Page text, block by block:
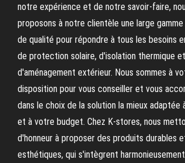
notre expérience et de notre savoir-faire,
proposons à notre clientèle une large
de qualité pour répondre à tous les besoins
de protection solaire, d'isolation thermique et
d'aménagement extérieur. Nous sommes à
disposition pour vous conseiller et vous
dans le choix de la solution la mieux adaptée
et à votre budget. Chez K-stores, nous
d'honneur à proposer des produits durables
esthétiques, qui s'intègrent